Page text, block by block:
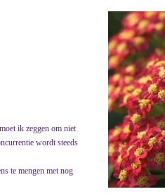
ik zeggen om niet
wordt steeds
te mengen met nog